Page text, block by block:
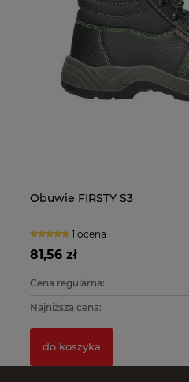
Obuwie FIRSTY S3
1 ocena
81,56 zł
Cena regularna:
Najniższa cena:
do koszyka